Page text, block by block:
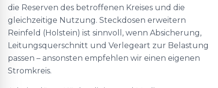
die Reserven des betroffenen Kreises und die
gleichzeitige Nutzung. Steckdosen erweitern
Reinfeld (Holstein) ist sinnvoll, wenn Absicherung,
Leitungsquerschnitt und Verlegeart zur Belastung
passen – ansonsten empfehlen wir einen eigenen
Stromkreis.